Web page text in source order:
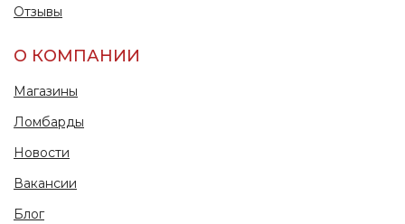
Отзывы
О КОМПАНИИ
Магазины
Ломбарды
Новости
Вакансии
Блог